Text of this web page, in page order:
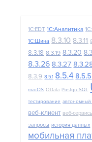
1C:EDT 1С:Аналитика
1С:Шина 8.3.10 8.3.11
8.3.18 8.3.19 8.3.20
8.3.26 8.3.27
8.3.9 8.5.1 8.5.4 8.5.5
macOS OData PostgreSQL
тестирование
веб-клиент веб-
запросы история данных
мобильная